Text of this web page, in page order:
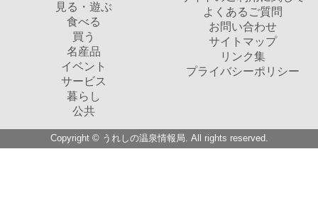
見る・遊ぶ
食べる
買う
名産品
イベント
サービス
暮らし
公共
よくあるご質問
お問い合わせ
サイトマップ
リンク集
プライバシーポリシー
Copyright © うれしの温泉情報局. All rights reserved.